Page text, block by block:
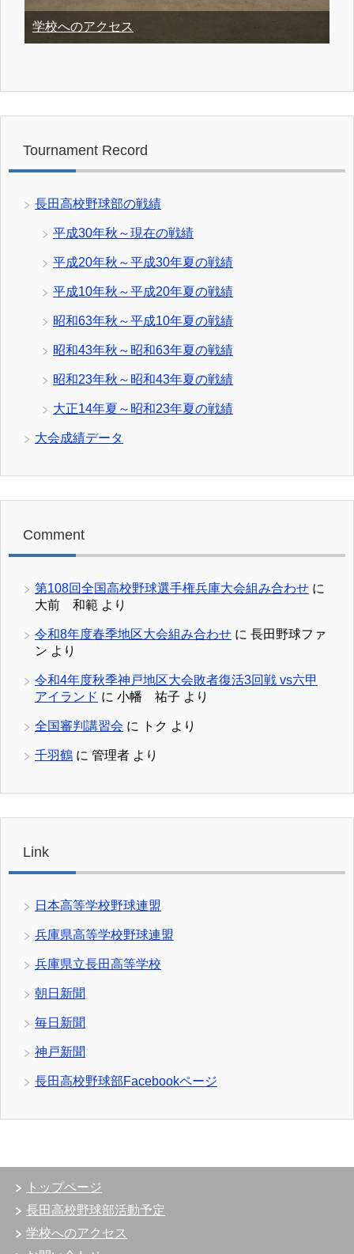
学校へのアクセス
Tournament Record
長田高校野球部の戦績
平成30年秋～現在の戦績
平成20年秋～平成30年夏の戦績
平成10年秋～平成20年夏の戦績
昭和63年秋～平成10年夏の戦績
昭和43年秋～昭和63年夏の戦績
昭和23年秋～昭和43年夏の戦績
大正14年夏～昭和23年夏の戦績
大会成績データ
Comment
第108回全国高校野球選手権兵庫大会組み合わせ に
大前 和範 より
令和8年度春季地区大会組み合わせ に 長田野球ファ
ン より
令和4年度秋季神戸地区大会敗者復活3回戦 vs六甲
アイランド に 小幡 祐子 より
全国審判講習会 に トク より
千羽鶴 に 管理者 より
Link
日本高等学校野球連盟
兵庫県高等学校野球連盟
兵庫県立長田高等学校
朝日新聞
毎日新聞
神戸新聞
長田高校野球部Facebookページ
トップページ
長田高校野球部活動予定
学校へのアクセス